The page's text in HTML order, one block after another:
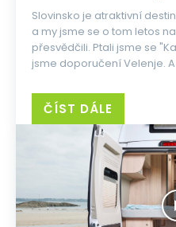
Slovinsko je atraktivní
a my jsme se o tom letos
přesvědčili. Ptali jsme se
jsme doporučení Velenje.
ČÍST DÁLE